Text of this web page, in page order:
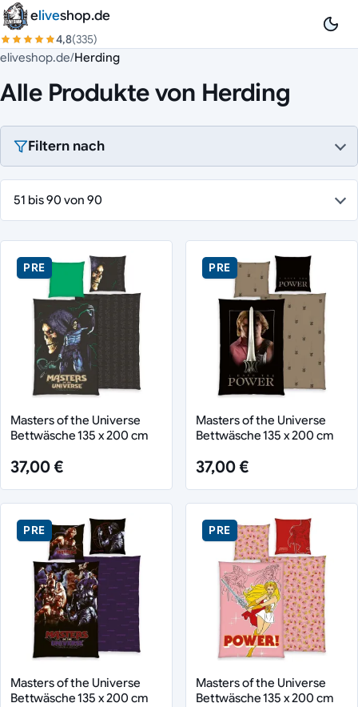
Zum Inhalt springen
eliveshop.de
4,8(335)
eliveshop.de/Herding
Alle Produkte von Herding
Filtern nach
51 bis 90 von 90
PRE
Masters of the Universe
Bettwäsche 135 x 200 cm
37,00 €
PRE
Masters of the Universe
Bettwäsche 135 x 200 cm
37,00 €
PRE
Masters of the Universe
Bettwäsche 135 x 200 cm
PRE
Masters of the Universe
Bettwäsche 135 x 200 cm